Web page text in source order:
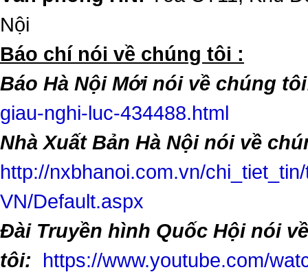
Nội
​Báo chí nói về chúng tôi :
Báo Hà Nội Mới nói về chúng
giau-nghi-luc-434488.html
Nhà Xuất Bản Hà Nội nói về
http://nxbhanoi.com.vn/
VN/Default.aspx
Đài Truyền hình Quốc Hội nói
tôi:
https://www.youtube.com/